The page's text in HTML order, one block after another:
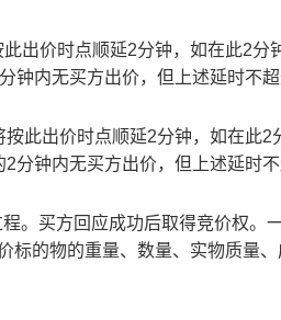
出价时点顺延2分钟，如在此2分
钟内无买方出价，但上述延时不
此出价时点顺延2分钟，如在此2
分钟内无买方出价，但上述延时
。买方回应成功后取得竞价权。
标的物的重量、数量、实物质量、